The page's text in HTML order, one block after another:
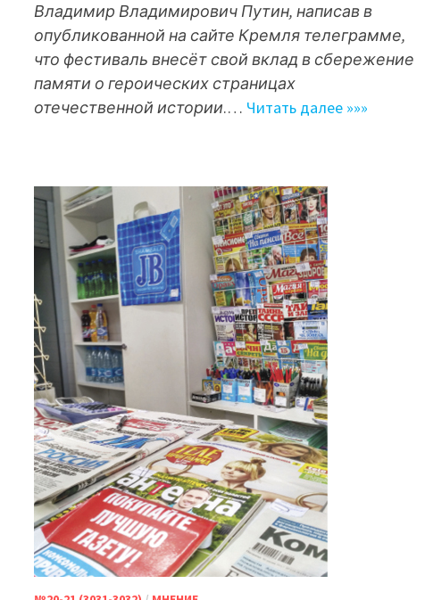
Владимир Владимирович Путин, написав в
опубликованной на сайте Кремля телеграмме,
что фестиваль внесёт свой вклад в сбережение
памяти о героических страницах
отечественной истории.… Читать далее »»»